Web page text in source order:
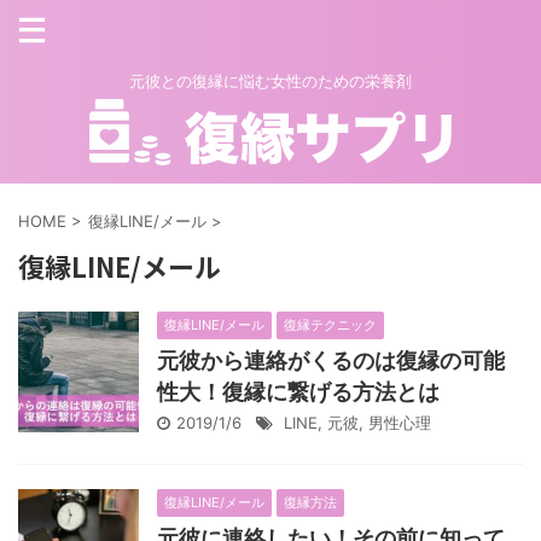
元彼との復縁に悩む女性のための栄養剤
HOME > 復縁LINE/メール >
復縁LINE/メール
復縁LINE/メール 復縁テクニック
元彼から連絡がくるのは復縁の可能
性大！復縁に繋げる方法とは
2019/1/6 LINE, 元彼, 男性心理
復縁LINE/メール 復縁方法